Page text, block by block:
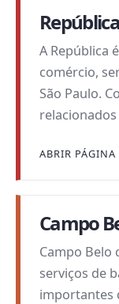
República
A República
comércio,
São Paulo.
ABRIR PÁGINA
Campo
Campo Belo
serviços de
importantes